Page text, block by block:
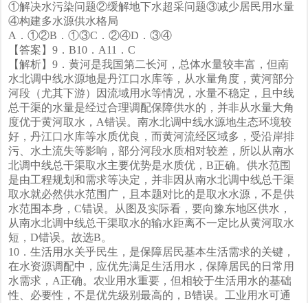
①解决水污染问题②缓解地下水超采问题③减少居民用水量
④构建多水源供水格局
A．①②B．①③C．②④D．③④
【答案】9．B10．A11．C
【解析】9．黄河是我国第二长河，总体水量较丰富，但南
水北调中线水源地是丹江口水库等，从水量角度，黄河部分
河段（尤其下游）因流域用水等情况，水量不稳定，且中线
总干渠的水量是经过合理调配保障供水的，并非从水量大角
度优于黄河取水，A错误。南水北调中线水源地生态环境较
好，丹江口水库等水质优良，而黄河流经区域多，受沿岸排
污、水土流失等影响，部分河段水质相对较差，所以从南水
北调中线总干渠取水主要优势是水质优，B正确。供水范围
是由工程规划和需求等决定，并非因从南水北调中线总干渠
取水就必然供水范围广，且本题对比的是取水水源，不是供
水范围本身，C错误。从图及实际看，要向豫东地区供水，
从南水北调中线总干渠取水的输水距离不一定比从黄河取水
短，D错误。故选B。
10．生活用水关乎民生，是保障居民基本生活需求的关键，
在水资源调配中，应优先满足生活用水，保障居民的日常用
水需求，A正确。农业用水重要，但相较于生活用水的基础
性、必要性，不是优先级别最高的，B错误。工业用水可通